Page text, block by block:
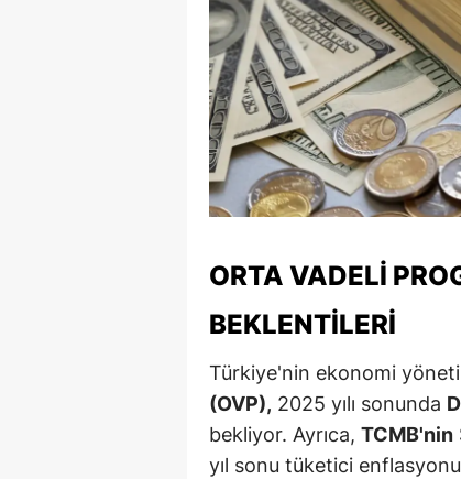
ORTA VADELI
BEKLENTILERI
Türkiye'nin ekonomi
(OVP), 2025 yılı sonunda
bekliyor. Ayrıca, TCMB'nin
yıl sonu tüketici